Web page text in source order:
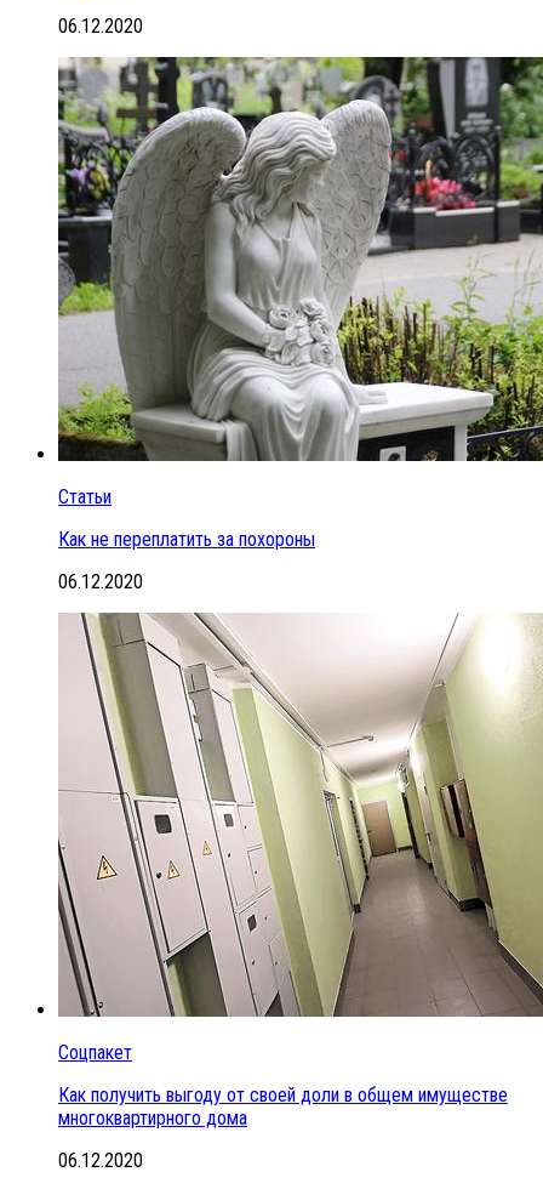
06.12.2020
Статьи
Как не переплатить за похороны
06.12.2020
Соцпакет
Как получить выгоду от своей доли в общем имуществе
многоквартирного дома
06.12.2020